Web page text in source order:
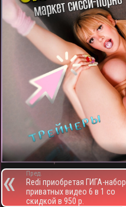
Пред.
Redi приобретая ГИГА-набор
приватных видео 6 в 1 со
скидкой в 950 р.